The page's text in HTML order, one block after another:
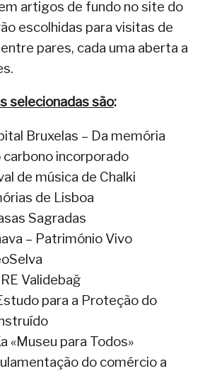
artigos de fundo no site do
escolhidas para visitas de
pares, cada uma aberta a
selecionadas são:
Bruxelas – Da memória
carbono incorporado
de música de Chalki
de Lisboa
Sagradas
– Património Vivo
Validebağ
para a Proteção do
«Museu para Todos»
do comércio a